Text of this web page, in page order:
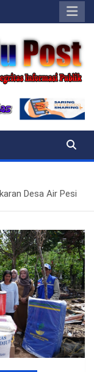
Desa Air Pesi